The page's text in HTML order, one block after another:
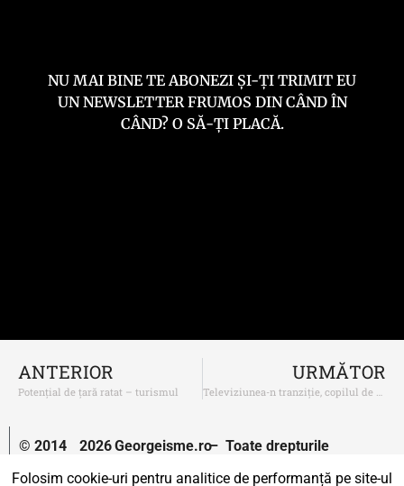
NU MAI BINE TE ABONEZI ȘI-ȚI TRIMIT EU
UN NEWSLETTER FRUMOS DIN CÂND ÎN
CÂND? O SĂ-ȚI PLACĂ.
ANTERIOR
Potențial de țară ratat – turismul
URMĂTOR
© 2014
2026Georgeisme.ro– Toate drepturile
Folosim cookie-uri pentru analitice de performanță pe site-ul